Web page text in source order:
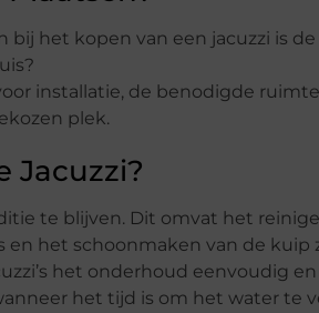
het kopen van een jacuzzi is de
installatie, de benodigde
plek.
Jacuzzi?
te blijven. Dit omvat het
het schoonmaken van de kuip
het onderhoud eenvoudig
het tijd is om het water te